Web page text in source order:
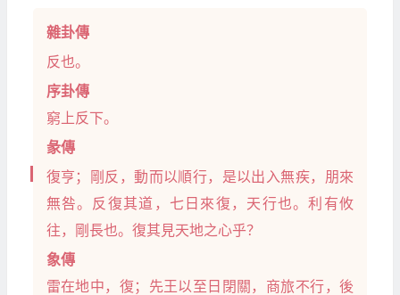
雜卦傳
反也。
序卦傳
窮上反下。
彖傳
復亨；剛反，動而以順行，是以出入無疾，朋來
無咎。反復其道，七日來復，天行也。利有攸
往，剛長也。復其見天地之心乎？
象傳
雷在地中，復；先王以至日閉關，商旅不行，後